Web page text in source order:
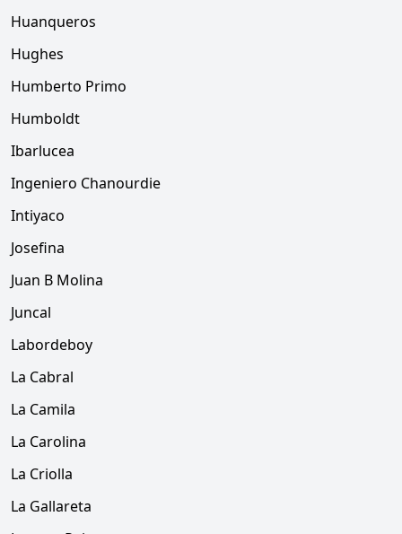
Huanqueros
Hughes
Humberto Primo
Humboldt
Ibarlucea
Ingeniero Chanourdie
Intiyaco
Josefina
Juan B Molina
Juncal
Labordeboy
La Cabral
La Camila
La Carolina
La Criolla
La Gallareta